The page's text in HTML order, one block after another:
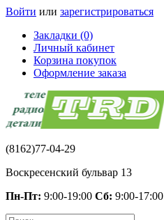
Войти или зарегистрироваться
Закладки (0)
Личный кабинет
Корзина покупок
Оформление заказа
(8162)77-04-29
Воскресенский бульвар 13
Пн-Пт: 9:00-19:00 Сб: 9:00-17:00